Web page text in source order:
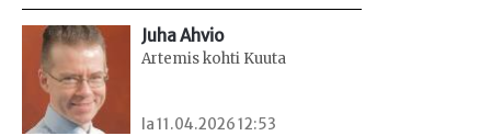
Juha Ahvio
Artemis kohti Kuuta
la 11.04.2026 12:53